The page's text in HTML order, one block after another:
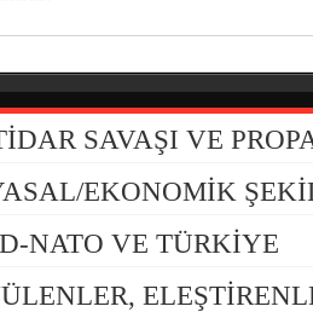
SAVAŞI VE
EKONOMİK
NATO VE TÜRKİYE